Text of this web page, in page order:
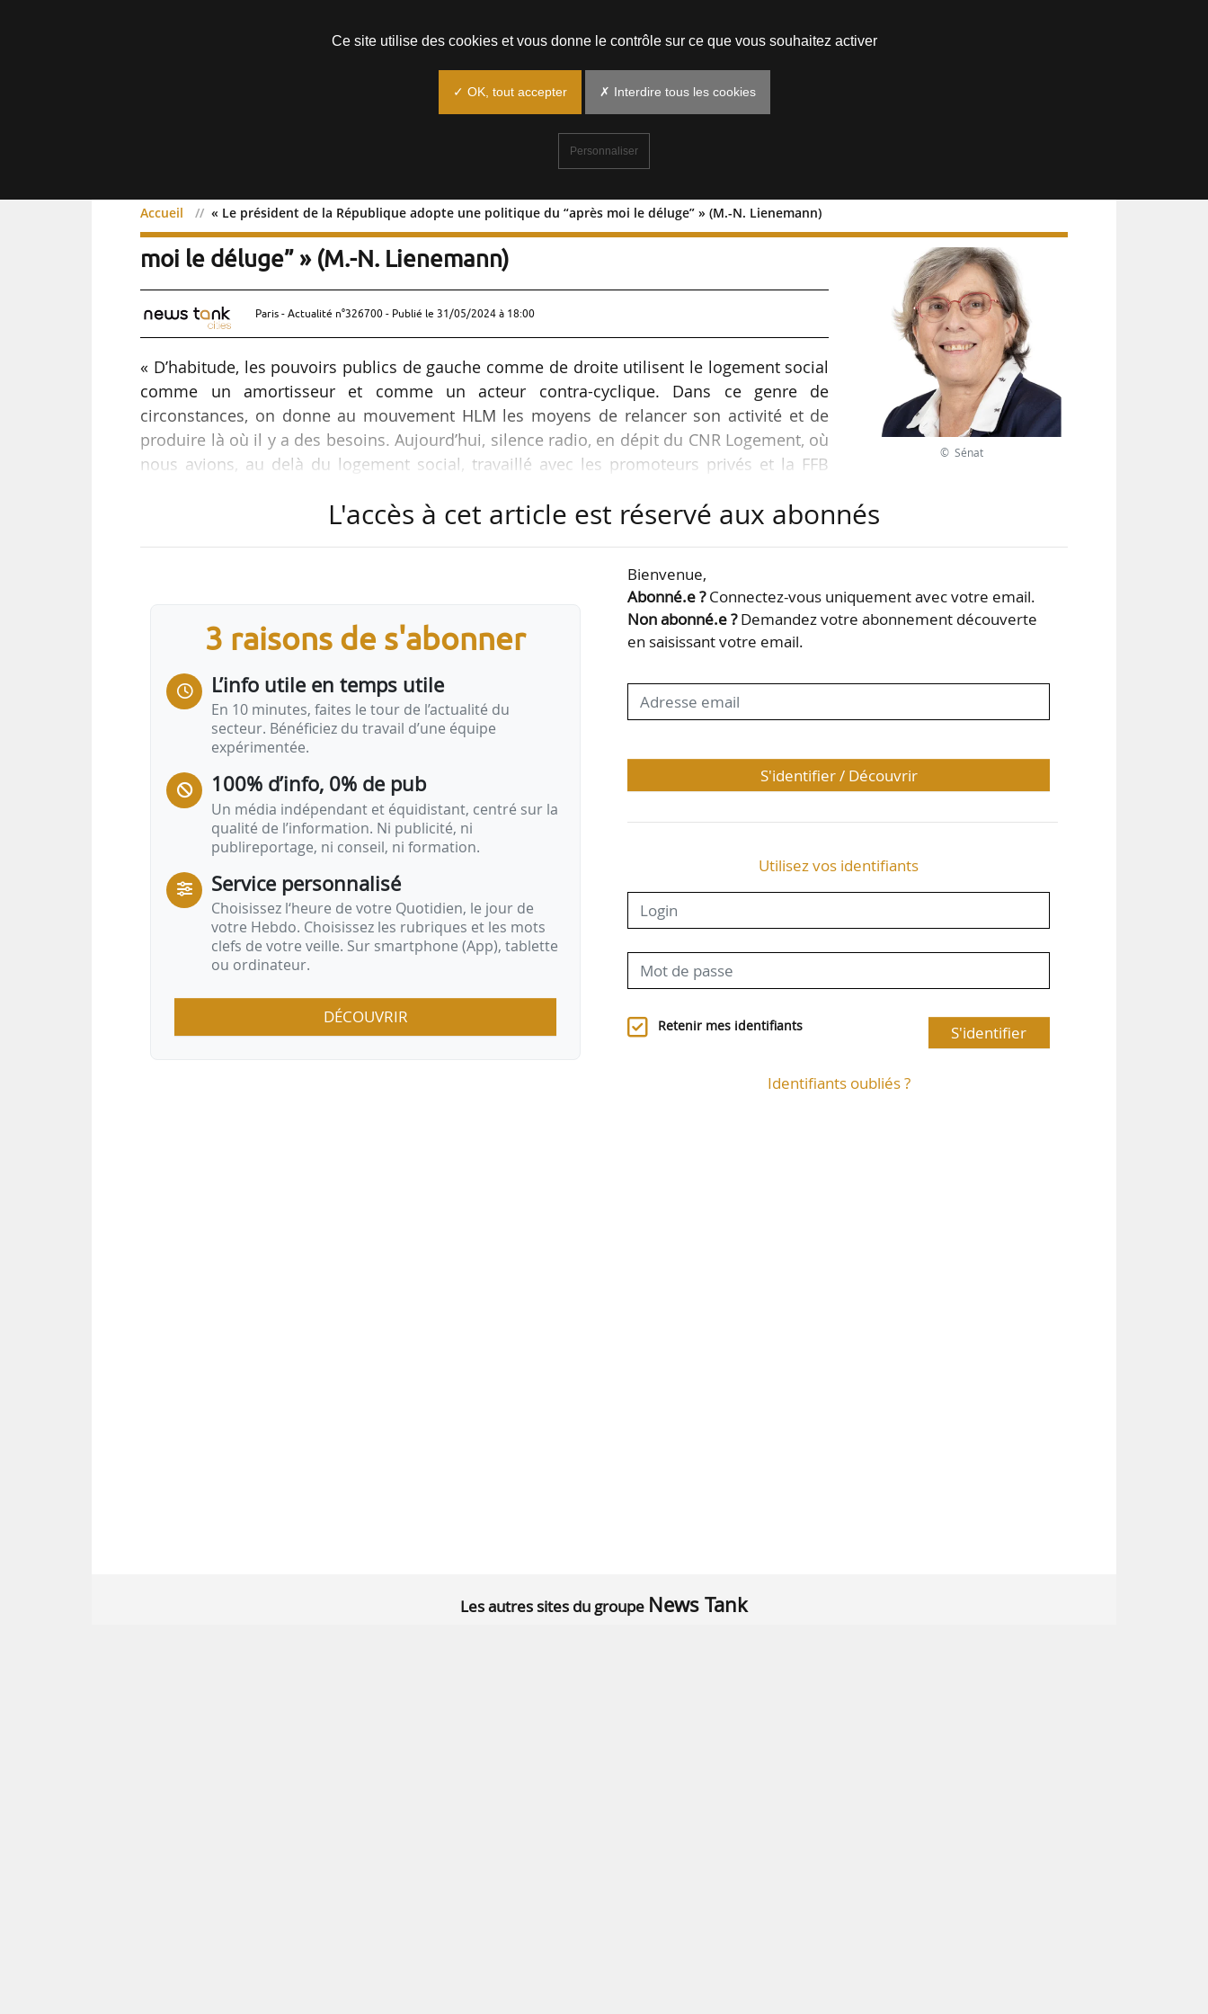
Accueil « Le président de la République adopte une politique du “après moi le déluge” » (M.-N. Lienemann)
« Le président de la République adopte une politique du “après
moi le déluge” » (M.-N. Lienemann)
Paris - Actualité n°326700 - Publié le 31/05/2024 à 18:00
« D’habitude, les pouvoirs publics de gauche comme de droite utilisent le logement social
comme un amortisseur et comme un acteur contra-cyclique. Dans ce genre de
circonstances, on donne au mouvement HLM les moyens de relancer son activité et de
produire là où il y a des besoins. Aujourd’hui, silence radio, en dépit du CNR Logement, où
nous avions, au delà du logement social, travaillé avec les promoteurs privés et la FFB
qu’il dure, car le président de la République ne va pas se re-présenter, et adopte une
© Sénat
L'accès à cet article est réservé aux abonnés
3 raisons de s'abonner
L’info utile en temps utile
En 10 minutes, faites le tour de l’actualité du
secteur. Bénéficiez du travail d’une équipe
expérimentée.
100% d’info, 0% de pub
Un média indépendant et équidistant, centré sur la
qualité de l’information. Ni publicité, ni
publireportage, ni conseil, ni formation.
Service personnalisé
Choisissez l‘heure de votre Quotidien, le jour de
votre Hebdo. Choisissez les rubriques et les mots
clefs de votre veille. Sur smartphone (App), tablette
ou ordinateur.
DÉCOUVRIR
Bienvenue,
Abonné.e ?Connectez-vous uniquement avec votre email.
Non abonné.e ?Demandez votre abonnement découverte
en saisissant votre email.
S'identifier / Découvrir
Utilisez vos identifiants
Retenir mes identifiants S'identifier
Identifiants oubliés ?
Les autres sites du groupe News Tank
Ce site utilise des cookies et vous donne le contrôle sur ce que vous souhaitez activer
✓ OK, tout accepter ✗ Interdire tous les cookies
Personnaliser